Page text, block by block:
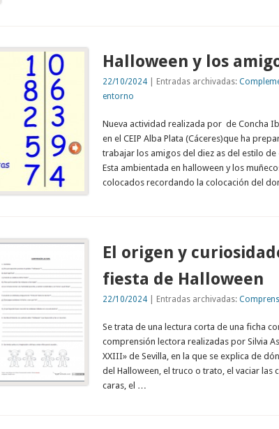
Halloween y los
22/10/2024| Entradas archivadas:
entorno
Nueva actividad realizada por de Concha
en el CEIP Alba Plata (Cáceres)que ha
trabajar los amigos del diez as del estilo de
Esta ambientada en halloween y los
colocados recordando la colocación del
El origen y
fiesta de Halloween
22/10/2024| Entradas archivadas:
Se trata de una lectura corta de una ficha
comprensión lectora realizadas por Silvia
XXIII» de Sevilla, en la que se explica de
del Halloween, el truco o trato, el vaciar las
caras, el …